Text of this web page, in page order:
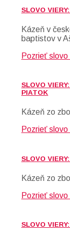
SLOVO
Kázeň v
baptistov v
Pozrieť slovo
SLOVO
PIATOK
Kázeň zo
Pozrieť slovo
SLOVO
Kázeň zo
Pozrieť slovo
SLOVO